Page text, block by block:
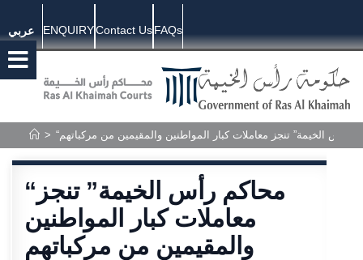
عربي ENQUIRYContact UsFAQs
> رأس الخيمة” تنجز معاملات كبار المواطنين والمقيمين من مركباتهم
“محاكم رأس الخيمة” تنجز
معاملات كبار المواطنين
والمقيمين من مركباتهم